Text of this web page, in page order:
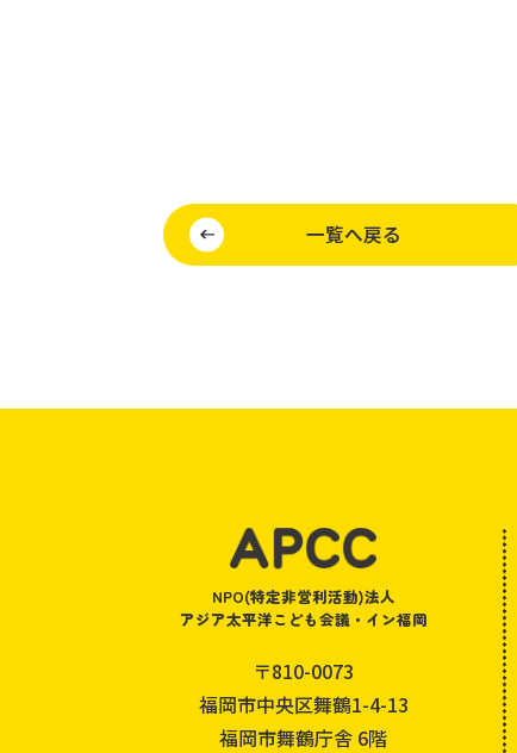
一覧へ戻る
NPO(特定非営利活動)法人
アジア太平洋こども会議・イン福岡
〒810-0073
福岡市中央区舞鶴1-4-13
福岡市舞鶴庁舎 6階